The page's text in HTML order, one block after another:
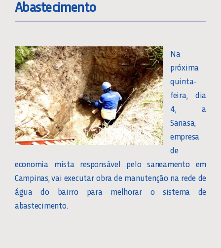
Abastecimento
Na
próxima
quinta-
feira, dia
4, a
Sanasa,
empresa
de
economia mista responsável pelo saneamento em
Campinas, vai executar obra de manutenção na rede de
água do bairro para melhorar o sistema de
abastecimento.